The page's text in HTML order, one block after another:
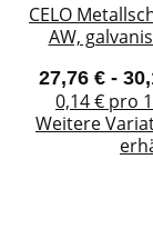
CELO
AW,
Gasnagler
27,76 € -
0,14 € pro
Weitere